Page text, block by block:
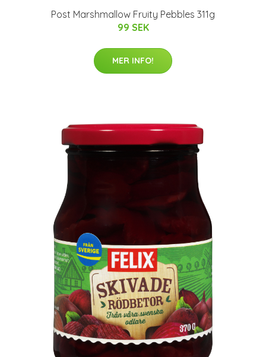
Post Marshmallow Fruity Pebbles 311g
99 SEK
MER INFO!